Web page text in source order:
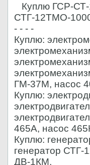
Куплю ГСР-СТ-
СТГ-12ТМО-
- - - -
Куплю:
ГМ-37М, насос
Куплю:
465А, насос
Куплю:
генератор СТГ-
ДВ-1КМ,